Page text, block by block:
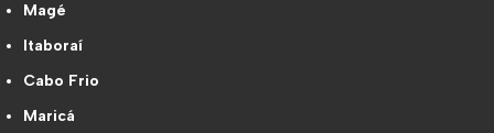
Magé
Itaboraí
Cabo Frio
Maricá